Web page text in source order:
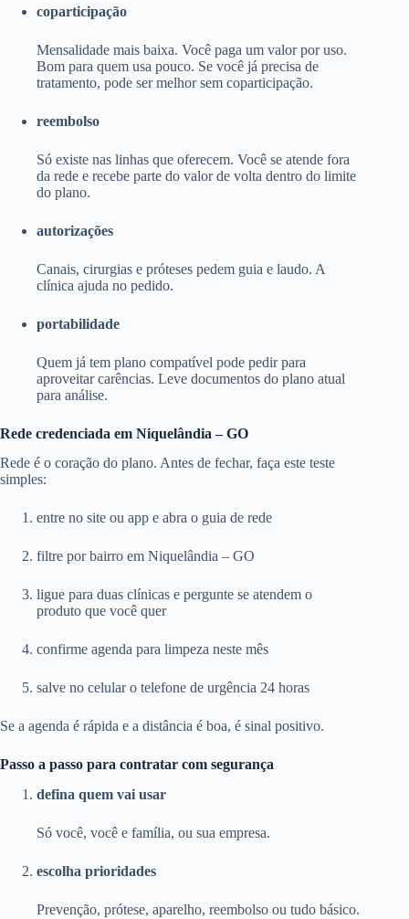
coparticipação
Mensalidade mais baixa. Você paga um valor por uso.
Bom para quem usa pouco. Se você já precisa de
tratamento, pode ser melhor sem coparticipação.
reembolso
Só existe nas linhas que oferecem. Você se atende fora
da rede e recebe parte do valor de volta dentro do limite
do plano.
autorizações
Canais, cirurgias e próteses pedem guia e laudo. A
clínica ajuda no pedido.
portabilidade
Quem já tem plano compatível pode pedir para
aproveitar carências. Leve documentos do plano atual
para análise.
Rede credenciada em Niquelândia – GO
Rede é o coração do plano. Antes de fechar, faça este teste
simples:
entre no site ou app e abra o guia de rede
filtre por bairro em Niquelândia – GO
ligue para duas clínicas e pergunte se atendem o
produto que você quer
confirme agenda para limpeza neste mês
salve no celular o telefone de urgência 24 horas
Se a agenda é rápida e a distância é boa, é sinal positivo.
Passo a passo para contratar com segurança
defina quem vai usar
Só você, você e família, ou sua empresa.
escolha prioridades
Prevenção, prótese, aparelho, reembolso ou tudo básico.